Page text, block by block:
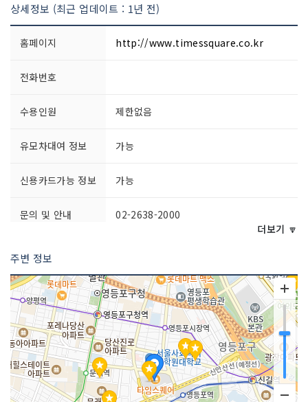
상세정보 (최근 업데이트 : 1년 전)
홈페이지 http://www.timessquare.co.kr
전화번호
수용인원 제한없음
유모차대여 정보 가능
신용카드가능 정보 가능
문의 및 안내 02-2638-2000
주차요금 1,000원(10분)
쉬는날 연중무휴
이용요금 무료
이용시간 10:30~22:00
더보기 🔽
주변 정보